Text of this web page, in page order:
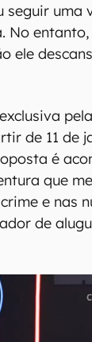
seguir uma
No
ele
de 11 de
é
que
e nas
de